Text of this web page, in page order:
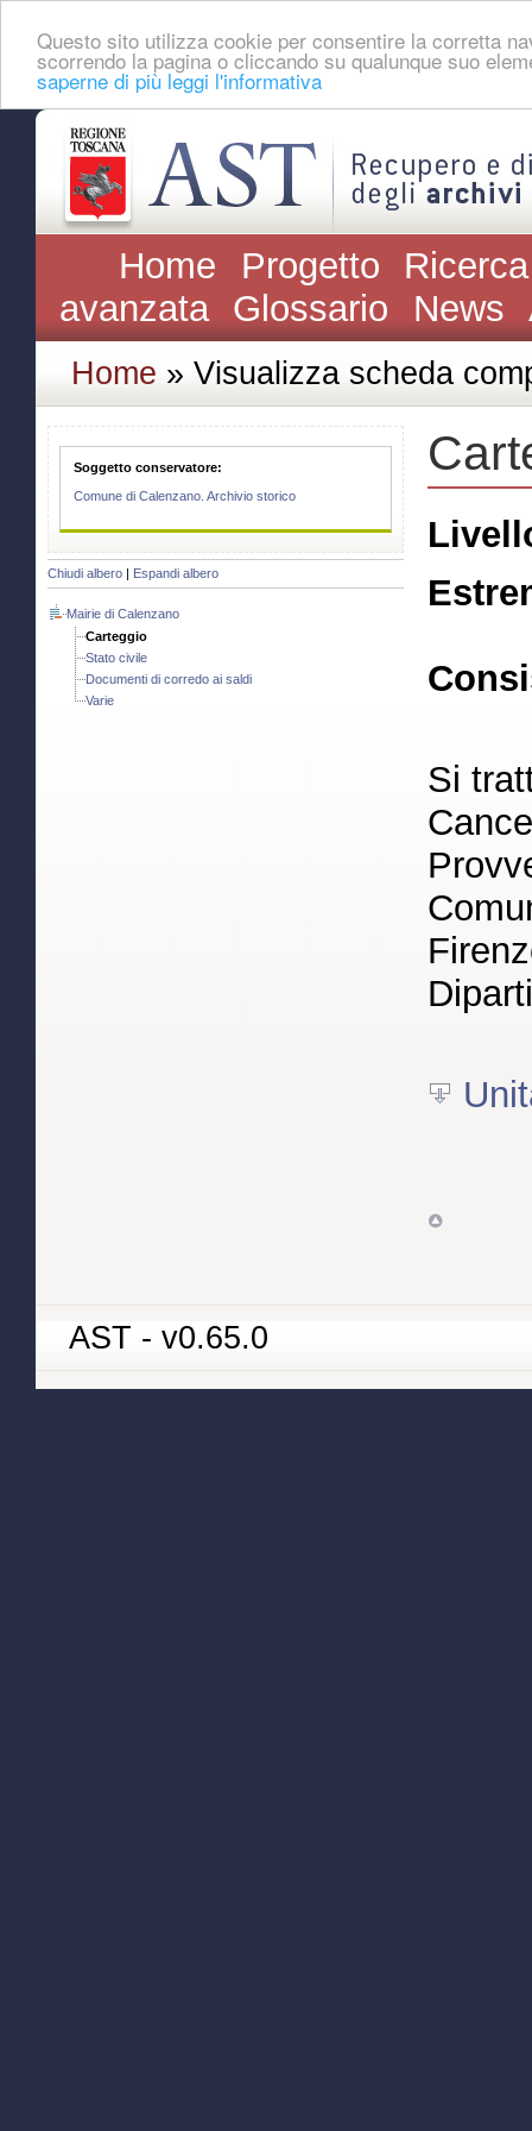
Questo sito utilizza cookie per consentire la corretta
scorrendo la pagina o cliccando su qualunque suo
saperne di più leggi l'informativa
Home Progetto
avanzata Glossario News
Home » Visualizza scheda
Soggetto conservatore:
Comune di Calenzano. Archivio storico
Chiudi albero Espandi albero
Mairie di Calenzano
Carteggio
Stato civile
Documenti di corredo ai saldi
Varie
Si
AST - v0.65.0